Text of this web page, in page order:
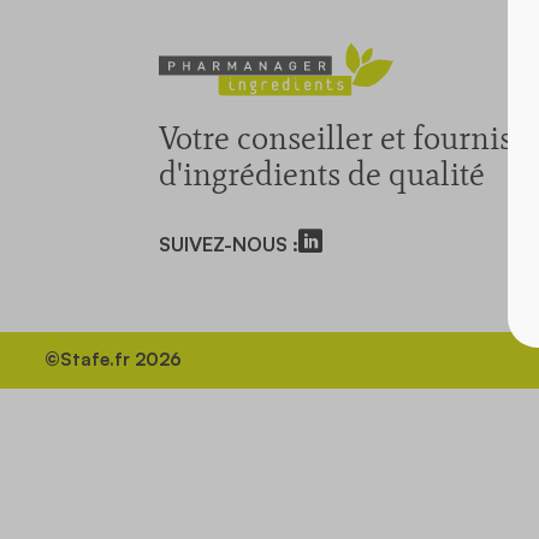
Votre conseiller et
d'ingrédients de qualité
SUIVEZ-NOUS :
©Stafe.fr 2026